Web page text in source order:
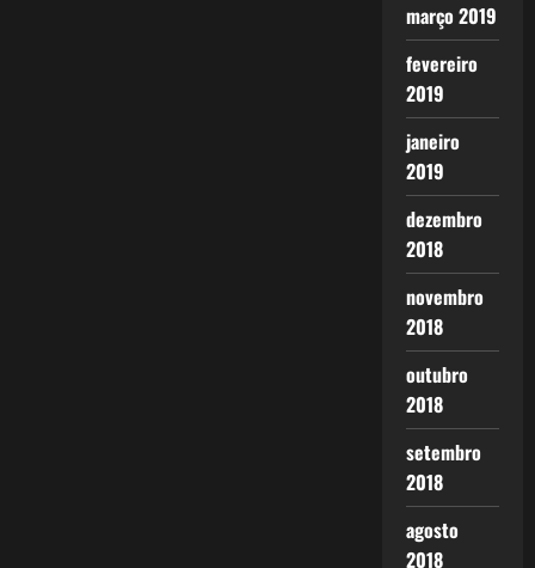
março 2019
fevereiro
2019
janeiro
2019
dezembro
2018
novembro
2018
outubro
2018
setembro
2018
agosto
2018